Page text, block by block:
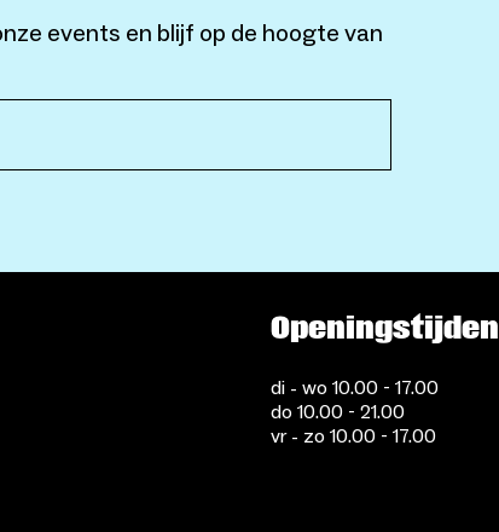
events en blijf op de hoogte van
Openingstijden
di - wo 10.00 - 17.00
do 10.00 - 21.00
vr - zo 10.00 - 17.00